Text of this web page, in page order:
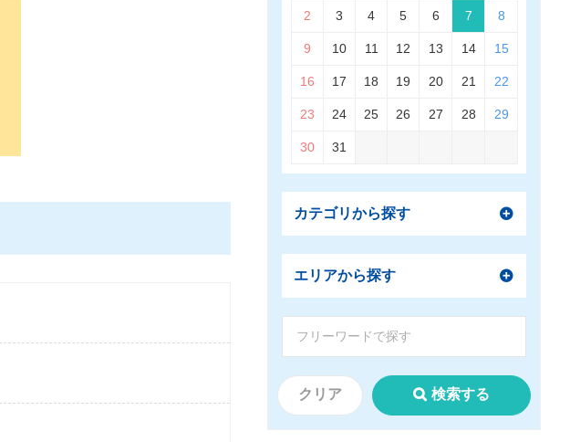
2 3 4 5 6 7 8
9 10 11 12 13 14 15
16 17 18 19 20 21 22
23 24 25 26 27 28 29
30 31
カテゴリから探す
エリアから探す
クリア 検索する